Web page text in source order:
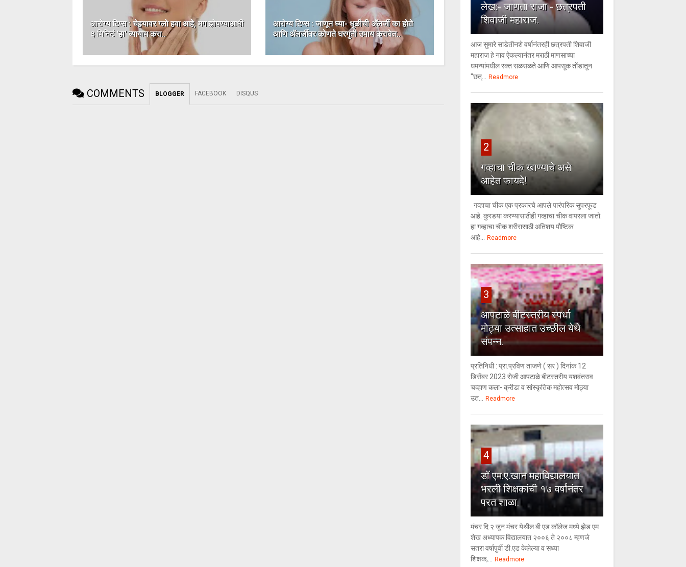
आरोग्य टिप्स : चेहर्‍यावर ग्लो हवा आहे, मग झोपण्याआधी
३ मिनिटं 'हा' व्यायाम करा..
आरोग्य टिप्स : जाणून घ्या- धुळीची अ‍ॅलर्जी का होते
आणि अ‍ॅलर्जीवर कोणते घरगुती उपाय करावेत..
COMMENTS BLOGGER FACEBOOK DISQUS
लेख:- जाणता राजा - छत्रपती
शिवाजी महाराज.
आज सुमारे साडेतीनशे वर्षानंतरही छत्रपती शिवाजी
महाराज हे नाव ऐकल्यानंतर मराठी माणसाच्या
धमन्यांमधील रक्त सळसळते आणि आपसूक तोंडातून
"छत्... Readmore
2
गव्हाचा चीक खाण्याचे असे
आहेत फायदे!
गव्हाचा चीक एक प्रकारचे आपले पारंपरिक सुपरफूड
आहे. कुरडया करण्यासाठीही गव्हाचा चीक वापरला जातो.
हा गव्हाचा चीक शरीरासाठी अतिशय पौष्टिक
आहे... Readmore
3
आपटाळे बीटस्तरीय स्पर्धा
मोठ्या उत्साहात उच्छील येथे
संपन्न.
प्रतिनिधी : प्रा.प्रविण ताजणे ( सर ) दिनांक 12
डिसेंबर 2023 रोजी आपटाळे बीटस्तरीय यशवंतराव
चव्हाण कला- क्रीडा व सांस्कृतिक महोत्सव मोठ्या
उत... Readmore
4
डॉ एम.ए.खान महाविद्यालयात
भरली शिक्षकांची १७ वर्षांनंतर
परत शाळा.
मंचर दि.२ जुन मंचर येथील बी एड कॉलेज मध्ये झेड एम
शेख अध्यापक विद्यालयात २००६ ते २००८ म्हणजे
सतरा वर्षापुर्वी डी.एड केलेल्या व सध्या
शिक्षक,... Readmore